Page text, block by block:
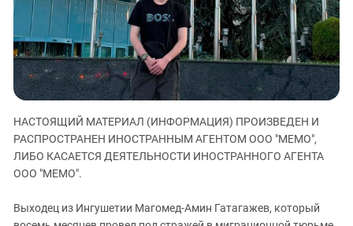
ЗАСТАВЛЯЕТ
КАВКАЗ ЗА ПАЛЕСТИНУ
ИНАКОМЫСЛИЕ В ЧЕЧНЕ
ПРЕСЛЕДОВАНИЕ АКТИВИСТОВ
МОБИЛИЗАЦИЯ И ПРОТЕСТЫ
Дагестан
Ингушетия
Кабардино-Балкария
Калмыкия
Краснодарский край
Нагорный Карабах
Ростовская область
НАСТОЯЩИЙ МАТЕРИАЛ (ИНФОРМАЦИЯ) ПРОИЗВЕДЕН И
РАСПРОСТРАНЕН ИНОСТРАННЫМ АГЕНТОМ ООО "МЕМО",
ЛИБО КАСАЕТСЯ ДЕЯТЕЛЬНОСТИ ИНОСТРАННОГО АГЕНТА
ООО "МЕМО".
Выходец из Ингушетии Магомед-Амин Гатагажев, который